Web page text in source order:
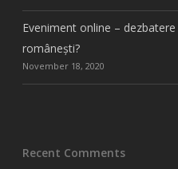
Eveniment online –
românești?
November 18, 2020
Recent Comments